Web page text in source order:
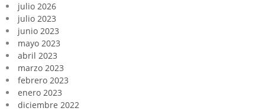
julio 2026
julio 2023
junio 2023
mayo 2023
abril 2023
marzo 2023
febrero 2023
enero 2023
diciembre 2022